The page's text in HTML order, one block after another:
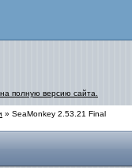
полную версию сайта.
» SeaMonkey 2.53.21 Final